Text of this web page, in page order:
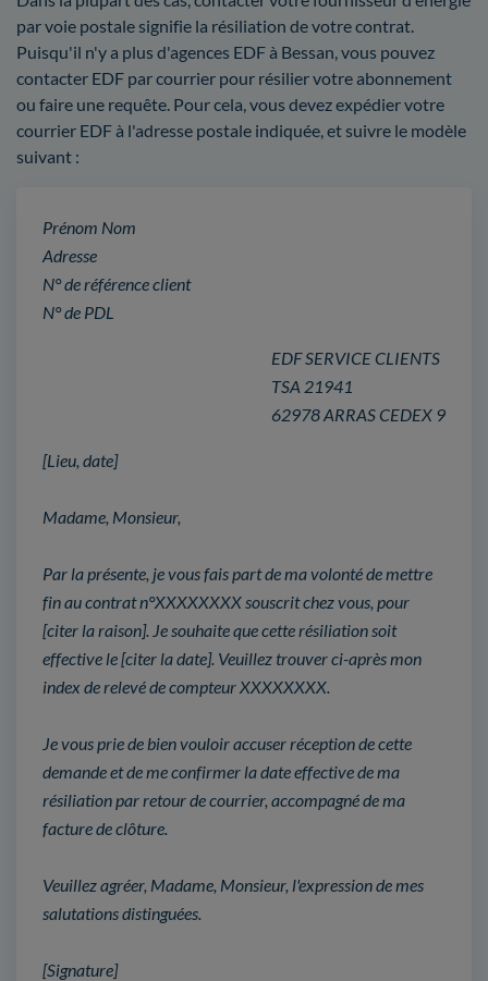
par voie postale signifie la résiliation de votre contrat.
Puisqu'il n'y a plus d'agences EDF à Bessan, vous pouvez
contacter EDF par courrier pour résilier votre abonnement
ou faire une requête. Pour cela, vous devez expédier votre
courrier EDF à l'adresse postale indiquée, et suivre le modèle
suivant :
Prénom Nom
Adresse
N° de référence client
N° de PDL
EDF SERVICE CLIENTS
TSA 21941
62978 ARRAS CEDEX 9
[Lieu, date]
Madame, Monsieur,
Par la présente, je vous fais part de ma volonté de mettre
fin au contrat n°XXXXXXXX souscrit chez vous, pour
[citer la raison]. Je souhaite que cette résiliation soit
effective le [citer la date]. Veuillez trouver ci-après mon
index de relevé de compteur XXXXXXXX.
Je vous prie de bien vouloir accuser réception de cette
demande et de me confirmer la date effective de ma
résiliation par retour de courrier, accompagné de ma
facture de clôture.
Veuillez agréer, Madame, Monsieur, l'expression de mes
salutations distinguées.
[Signature]